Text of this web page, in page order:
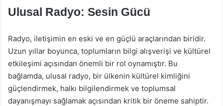
Ulusal Radyo: Sesin Gücü
Radyo, iletişimin en eski ve en güçlü araçlarından biridir.
Uzun yıllar boyunca, toplumların bilgi alışverişi ve kültürel
etkileşimi açısından önemli bir rol oynamıştır. Bu
bağlamda, ulusal radyo, bir ülkenin kültürel kimliğini
güçlendirmek, halkı bilgilendirmek ve toplumsal
dayanışmayı sağlamak açısından kritik bir öneme sahiptir.